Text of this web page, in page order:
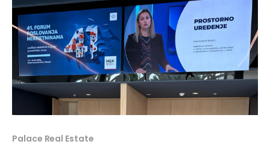
Palace Real Estate